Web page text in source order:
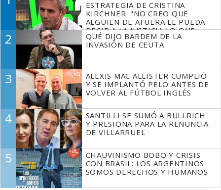
ESTRATEGIA DE CRISTINA
KIRCHNER: "NO CREO QUE
ALGUIEN DE AFUERA LE PUEDA
DECIR A LA JUSTICIA LO QUE
TIENE QUE HACER"
2
QUÉ DIJO BARDEM DE LA
INVASIÓN DE CEUTA
3
ALEXIS MAC ALLISTER CUMPLIÓ
Y SE IMPLANTÓ PELO ANTES DE
VOLVER AL FÚTBOL INGLÉS
4
SANTILLI SE SUMÓ A BULLRICH
Y PRESIONA PARA LA RENUNCIA
DE VILLARRUEL
5
CHAUVINISMO BOBO Y CRISIS
CON BRASIL: LOS ARGENTINOS
SOMOS DERECHOS Y HUMANOS